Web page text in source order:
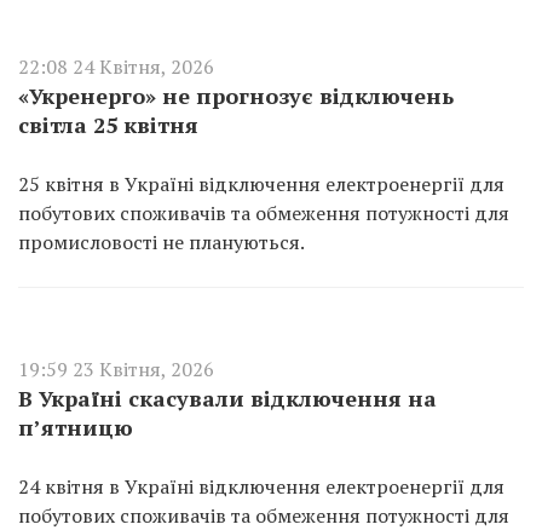
22:08 24 Квітня, 2026
«Укренерго» не прогнозує відключень
світла 25 квітня
25 квітня в Україні відключення електроенергії для
побутових споживачів та обмеження потужності для
промисловості не плануються.
19:59 23 Квітня, 2026
В Україні скасували відключення на
п’ятницю
24 квітня в Україні відключення електроенергії для
побутових споживачів та обмеження потужності для